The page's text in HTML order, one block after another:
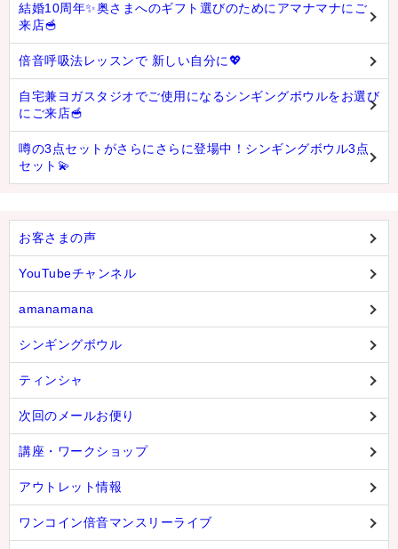
結婚10周年✨奥さまへのギフト選びのためにアマナマナにご
来店🥣
倍音呼吸法レッスンで 新しい自分に💖
自宅兼ヨガスタジオでご使用になるシンギングボウルをお選び
にご来店🥣
噂の3点セットがさらにさらに登場中！シンギングボウル3点
セット💫
お客さまの声
YouTubeチャンネル
amanamana
シンギングボウル
ティンシャ
次回のメールお便り
講座・ワークショップ
アウトレット情報
ワンコイン倍音マンスリーライブ